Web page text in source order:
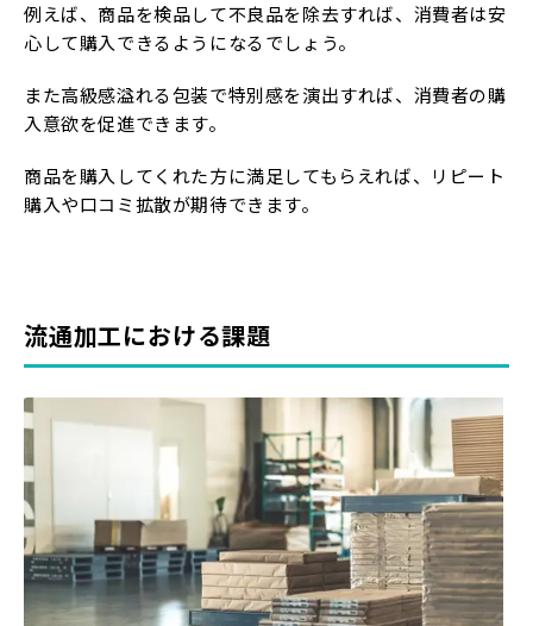
例えば、商品を検品して不良品を除去すれば、消費者は安
心して購入できるようになるでしょう。
また高級感溢れる包装で特別感を演出すれば、消費者の購
入意欲を促進できます。
商品を購入してくれた方に満足してもらえれば、リピート
購入や口コミ拡散が期待できます。
流通加工における課題